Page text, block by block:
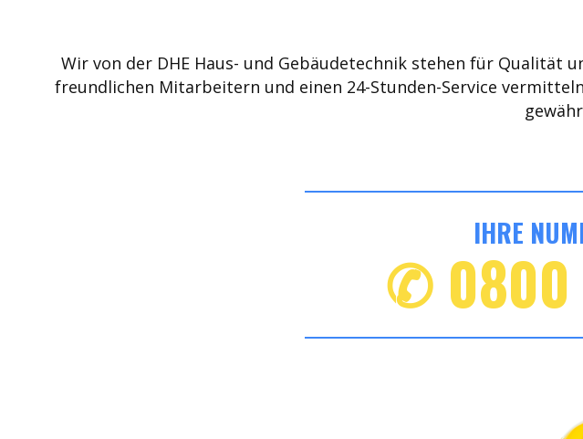
Wir von der DHE Haus- und Gebäudetechnik stehen für
freundlichen Mitarbeitern und einen 24-Stunden-Service
IHRE
✆ 0800